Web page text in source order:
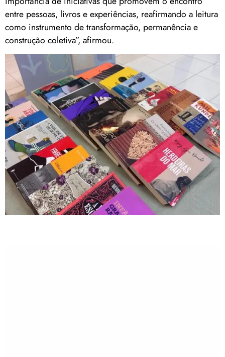
entre pessoas, livros e experiências, reafirmando a leitura
como instrumento de transformação, permanência e
construção coletiva”, afirmou.